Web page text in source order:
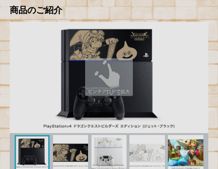
商品のご紹介